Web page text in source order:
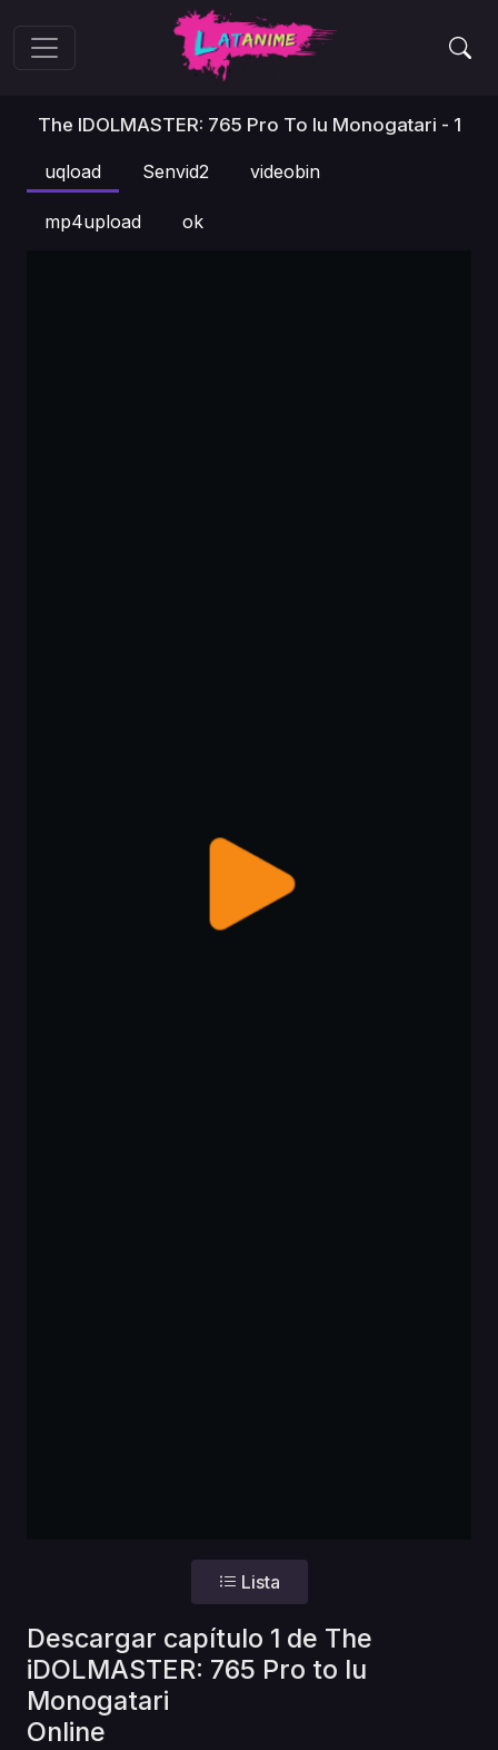
The IDOLMASTER: 765 Pro To Iu Monogatari - 1
uqload Senvid2 videobin
mp4upload ok
Lista
Descargar capítulo 1 de The
iDOLMASTER: 765 Pro to Iu
Monogatari
Online